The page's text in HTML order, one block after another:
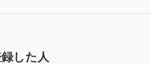
した人